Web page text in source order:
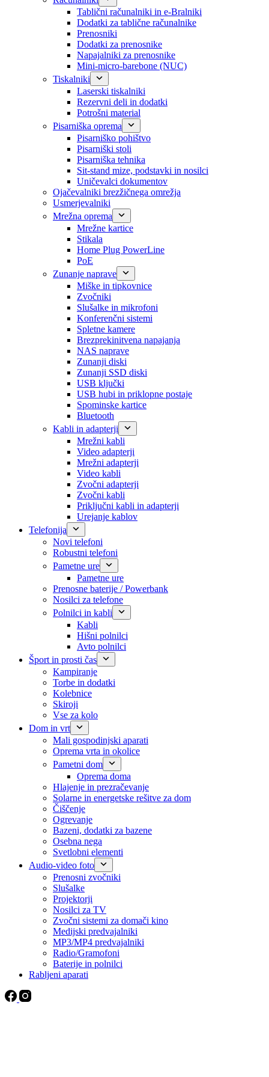
Tablični računalniki in e-Bralniki
Dodatki za tablične računalnike
Prenosniki
Dodatki za prenosnike
Napajalniki za prenosnike
Mini-micro-barebone (NUC)
Tiskalniki
Laserski tiskalniki
Rezervni deli in dodatki
Potrošni material
Pisarniška oprema
Pisarniško pohištvo
Pisarniški stoli
Pisarniška tehnika
Sit-stand mize, podstavki in nosilci
Uničevalci dokumentov
Ojačevalniki brezžičnega omrežja
Usmerjevalniki
Mrežna oprema
Mrežne kartice
Stikala
Home Plug PowerLine
PoE
Zunanje naprave
Miške in tipkovnice
Zvočniki
Slušalke in mikrofoni
Konferenčni sistemi
Spletne kamere
Brezprekinitvena napajanja
NAS naprave
Zunanji diski
Zunanji SSD diski
USB ključki
USB hubi in priklopne postaje
Spominske kartice
Bluetooth
Kabli in adapterji
Mrežni kabli
Video adapterji
Mrežni adapterji
Video kabli
Zvočni adapterji
Zvočni kabli
Priključni kabli in adapterji
Urejanje kablov
Telefonija
Novi telefoni
Robustni telefoni
Pametne ure
Pametne ure
Prenosne baterije / Powerbank
Nosilci za telefone
Polnilci in kabli
Kabli
Hišni polnilci
Avto polnilci
Šport in prosti čas
Kampiranje
Torbe in dodatki
Kolebnice
Skiroji
Vse za kolo
Dom in vrt
Mali gospodinjski aparati
Oprema vrta in okolice
Pametni dom
Oprema doma
Hlajenje in prezračevanje
Solarne in energetske rešitve za dom
Čiščenje
Ogrevanje
Bazeni, dodatki za bazene
Osebna nega
Svetlobni elementi
Audio-video foto
Prenosni zvočniki
Slušalke
Projektorji
Nosilci za TV
Zvočni sistemi za domači kino
Medijski predvajalniki
MP3/MP4 predvajalniki
Radio/Gramofoni
Baterije in polnilci
Rabljeni aparati